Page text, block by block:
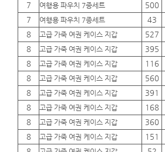
7
여행용 파우치 7종세트 500
7
여행용 파우치 7종세트 43
8
고급 가죽 여권 케이스 지갑 527
8
고급 가죽 여권 케이스 지갑 395
8
고급 가죽 여권 케이스 지갑 116
8
고급 가죽 여권 케이스 지갑 560
8
고급 가죽 여권 케이스 지갑 391
8
고급 가죽 여권 케이스 지갑 168
8
고급 가죽 여권 케이스 지갑 360
8
고급 가죽 여권 케이스 지갑 151